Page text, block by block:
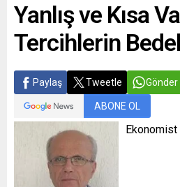
Yanlış ve Kısa
Tercihlerin
Paylaş Tweetle Gönder
ABONE OL
Ekonomist